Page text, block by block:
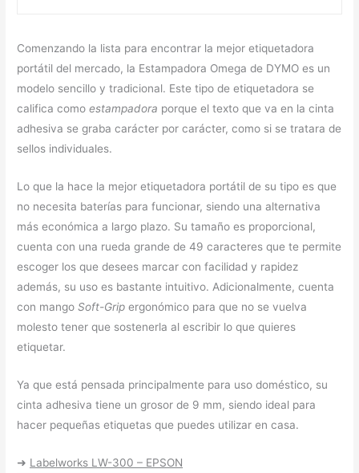
Comenzando la lista para encontrar la mejor etiquetadora
portátil del mercado, la Estampadora Omega de DYMO es un
modelo sencillo y tradicional. Este tipo de etiquetadora se
califica comoestampadora porque el texto que va en la cinta
adhesiva se graba carácter por carácter, como si se tratara de
sellos individuales.
Lo que la hace la mejor etiquetadora portátil de su tipo es que
no necesita baterías para funcionar, siendo una alternativa
más económica a largo plazo. Su tamaño es proporcional,
cuenta con una rueda grande de 49 caracteres que te permite
escoger los que desees marcar con facilidad y rapidez
además, su uso es bastante intuitivo. Adicionalmente, cuenta
con mangoSoft-Grip ergonómico para que no se vuelva
molesto tener que sostenerla al escribir lo que quieres
etiquetar.
Ya que está pensada principalmente para uso doméstico, su
cinta adhesiva tiene un grosor de 9 mm, siendo ideal para
hacer pequeñas etiquetas que puedes utilizar en casa.
➜ Labelworks LW-300 – EPSON